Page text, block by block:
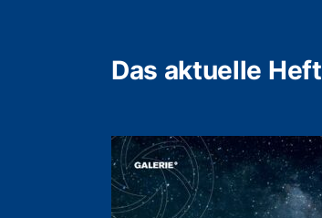
Das aktuelle Heft